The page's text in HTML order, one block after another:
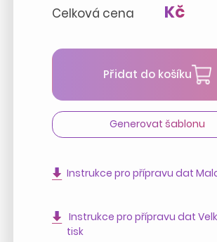
Celková cena Kč
Přidat do košíku
Generovat šablonu
Instrukce pro přípravu dat
Instrukce pro přípravu dat
tisk